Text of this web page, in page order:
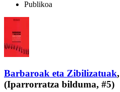
Publikoa
Barbaroak eta Zibilizatuak,
(Iparrorratza bilduma, #5)